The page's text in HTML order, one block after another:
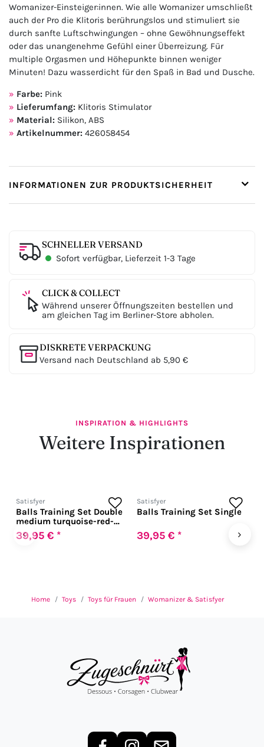
Womanizer-Einsteiger:innen. Wie alle Womanizer umschließt
auch der Pro die Klitoris berührungslos und stimuliert sie
durch sanfte Luftschwingungen – ohne Gewöhnungseffekt
oder das unangenehme Gefühl einer Überreizung. Für
multiple Orgasmen und Höhepunkte binnen weniger
Minuten! Dazu wasserdicht für den Spaß in Bad und Dusche.
Farbe: Pink
Lieferumfang: Klitoris Stimulator
Material: Silikon, ABS
Artikelnummer: 426058454
INFORMATIONEN ZUR PRODUKTSICHERHEIT
SCHNELLER VERSAND
Sofort verfügbar, Lieferzeit 1-3 Tage
CLICK & COLLECT
Während unserer Öffnungszeiten bestellen und
am gleichen Tag im Berliner-Store abholen.
DISKRETE VERPACKUNG
Versand nach Deutschland ab 5,90 €
INSPIRATION & HIGHLIGHTS
Weitere Inspirationen
‹
Satisfyer
Balls Training Set Double
medium turquoise-red-
pink
39,95 € *
Satisfyer
Balls Training Set Single
39,95 € * ›
Home Toys Toys für Frauen Womanizer & Satisfyer